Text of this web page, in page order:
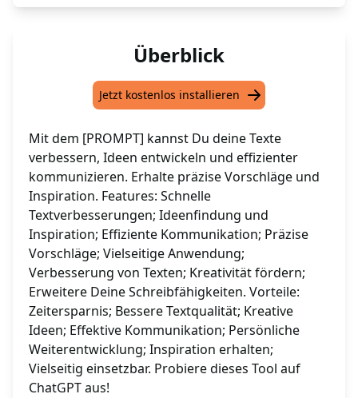
Überblick
Jetzt kostenlos installieren
Mit dem [PROMPT] kannst Du deine Texte
verbessern, Ideen entwickeln und effizienter
kommunizieren. Erhalte präzise Vorschläge und
Inspiration. Features: Schnelle
Textverbesserungen; Ideenfindung und
Inspiration; Effiziente Kommunikation; Präzise
Vorschläge; Vielseitige Anwendung;
Verbesserung von Texten; Kreativität fördern;
Erweitere Deine Schreibfähigkeiten. Vorteile:
Zeitersparnis; Bessere Textqualität; Kreative
Ideen; Effektive Kommunikation; Persönliche
Weiterentwicklung; Inspiration erhalten;
Vielseitig einsetzbar. Probiere dieses Tool auf
ChatGPT aus!